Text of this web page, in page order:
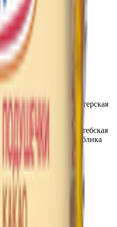
71Калории
предприятие «Кондитерская
Беларусь, Витебская
км.. 1; 210038, Республика
3
Беларусь